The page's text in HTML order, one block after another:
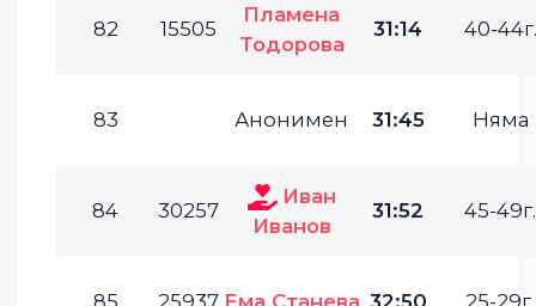
82 15505
Пламена
Тодорова
31:14 40-44г.
83 Анонимен 31:45 Няма
84 30257
Иван
Иванов
31:52 45-49г.
85 25937 Ема Станева 32:50 25-29г.